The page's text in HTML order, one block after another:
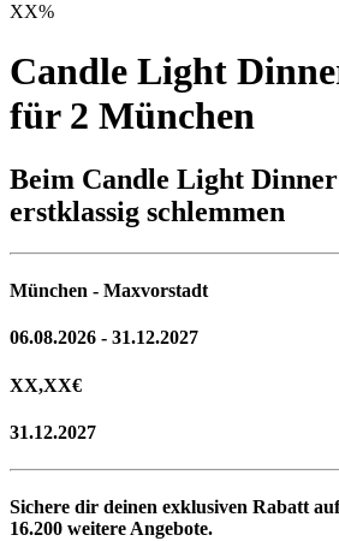
XX%
Candle Light
für 2 München
Beim Candle Light
erstklassig schlemmen
München - Maxvorstadt
06.08.2026 - 31.12.2027
XX,XX€
31.12.2027
Sichere dir deinen exklusiven Rabatt
16.200 weitere Angebote.